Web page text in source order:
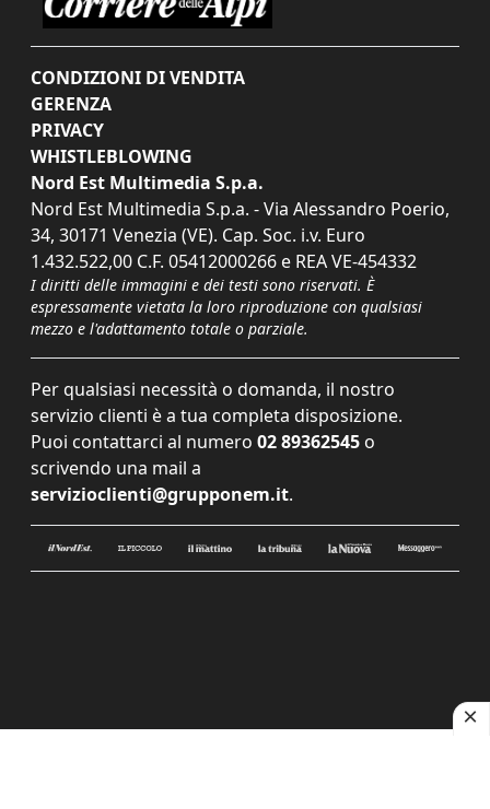
CONDIZIONI DI VENDITA
GERENZA
PRIVACY
WHISTLEBLOWING
Nord Est Multimedia S.p.a.
Nord Est Multimedia S.p.a. - Via Alessandro Poerio,
34, 30171 Venezia (VE). Cap. Soc. i.v. Euro
1.432.522,00 C.F. 05412000266 e REA VE-454332
I diritti delle immagini e dei testi sono riservati. È
espressamente vietata la loro riproduzione con qualsiasi
mezzo e l'adattamento totale o parziale.
Per qualsiasi necessità o domanda, il nostro
servizio clienti è a tua completa disposizione.
Puoi contattarci al numero 02 89362545 o
scrivendo una mail a
servizioclienti@grupponem.it.